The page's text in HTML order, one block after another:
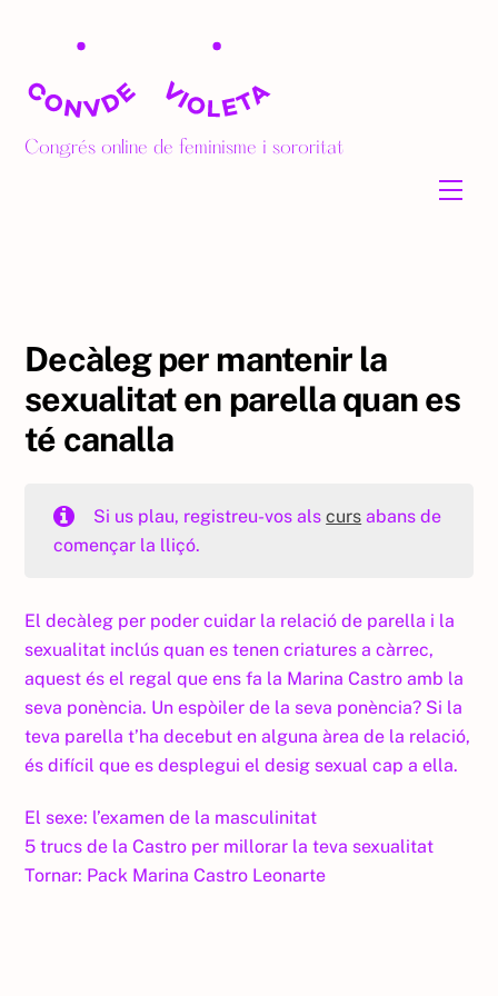
Congrés online de feminisme i sororitat
Decàleg per mantenir la
sexualitat en parella quan es
té canalla
Si us plau, registreu-vos alscurs abans de
començar la lliçó.
El decàleg per poder cuidar la relació de parella i la
sexualitat inclús quan es tenen criatures a càrrec,
aquest és el regal que ens fa la Marina Castro amb la
seva ponència. Un espòiler de la seva ponència? Si la
teva parella t’ha decebut en alguna àrea de la relació,
és difícil que es desplegui el desig sexual cap a ella.
El sexe: l’examen de la masculinitat
5 trucs de la Castro per millorar la teva sexualitat
Tornar: Pack Marina Castro Leonarte